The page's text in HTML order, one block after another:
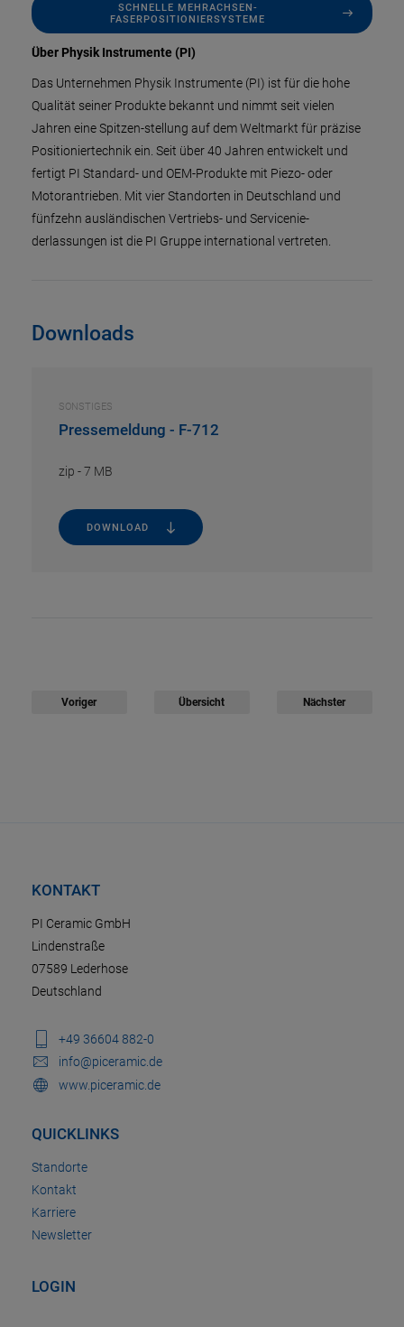
SCHNELLE MEHRACHSEN-
FASERPOSITIONIERSYSTEME
Über Physik Instrumente (PI)
Das Unternehmen Physik Instrumente (PI) ist für die hohe
Qualität seiner Produkte bekannt und nimmt seit vielen
Jahren eine Spitzen-stellung auf dem Weltmarkt für präzise
Positioniertechnik ein. Seit über 40 Jahren entwickelt und
fertigt PI Standard- und OEM-Produkte mit Piezo- oder
Motorantrieben. Mit vier Standorten in Deutschland und
fünfzehn ausländischen Vertriebs- und Servicenie-
derlassungen ist die PI Gruppe international vertreten.
Downloads
SONSTIGES
Pressemeldung - F-712
zip -7 MB
DOWNLOAD
Voriger Übersicht Nächster
KONTAKT
PI Ceramic GmbH
Lindenstraße
07589 Lederhose
Deutschland
+49 36604 882-0
info@piceramic.de
www.piceramic.de
QUICKLINKS
Standorte
Kontakt
Karriere
Newsletter
LOGIN